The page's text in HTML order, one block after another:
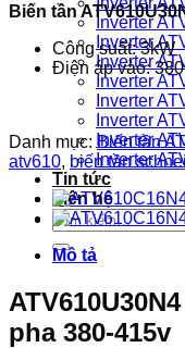
Inverter
Inverter
Inverter
Inverter
Inverter
Inverter
Inverter
Inverter
Tin tức
Liên hệ
Tìm
kiếm:
Biến tần
Công suất: 3kW
Điện áp vào:
Danh mục: Biến tần
atv610, biến tần
Mô tả
pha 380-415v